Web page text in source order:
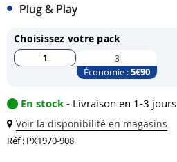
Plug & Play
Choisissez votre pack
1 3
Économie :5€90
En stock - Livraison en 1-3 jours
Voir la disponibilité en magasins
Réf : PX1970-908